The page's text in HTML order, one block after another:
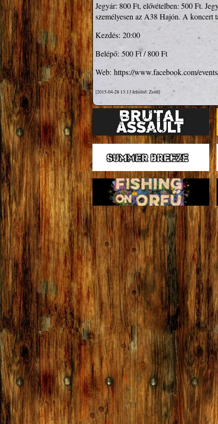
Jegyár: 800 Ft, elővételben: 500 Ft.
személyesen az A38 Hajón. A koncert
Kezdés: 20:00
Belépő: 500 Ft / 800 Ft
Web: https://www.facebook.com/
[2015-04-28 13:13 feltöltő: Zsófi]